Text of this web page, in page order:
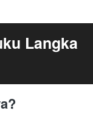
Langka